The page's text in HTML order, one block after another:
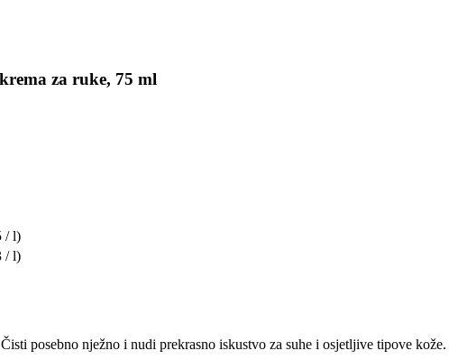
za ruke, 75 ml
/ l)
/ l)
posebno nježno i nudi prekrasno iskustvo za suhe i osjetljive tipove kože.